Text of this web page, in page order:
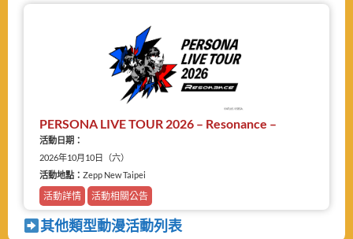
PERSONA LIVE TOUR 2026 – Resonance –
活動日期：
2026年10月10日（六）
活動地點： Zepp New Taipei
活動詳情 活動相關公告
其他類型動漫活動列表